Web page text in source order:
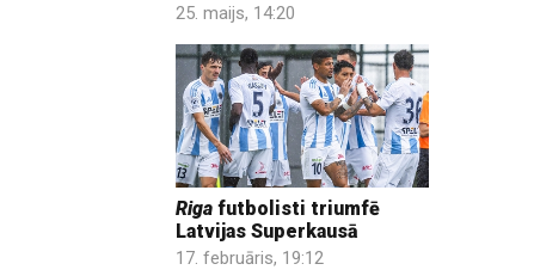
25. maijs, 14:20
Riga futbolisti triumfē
Latvijas Superkausā
17. februāris, 19:12